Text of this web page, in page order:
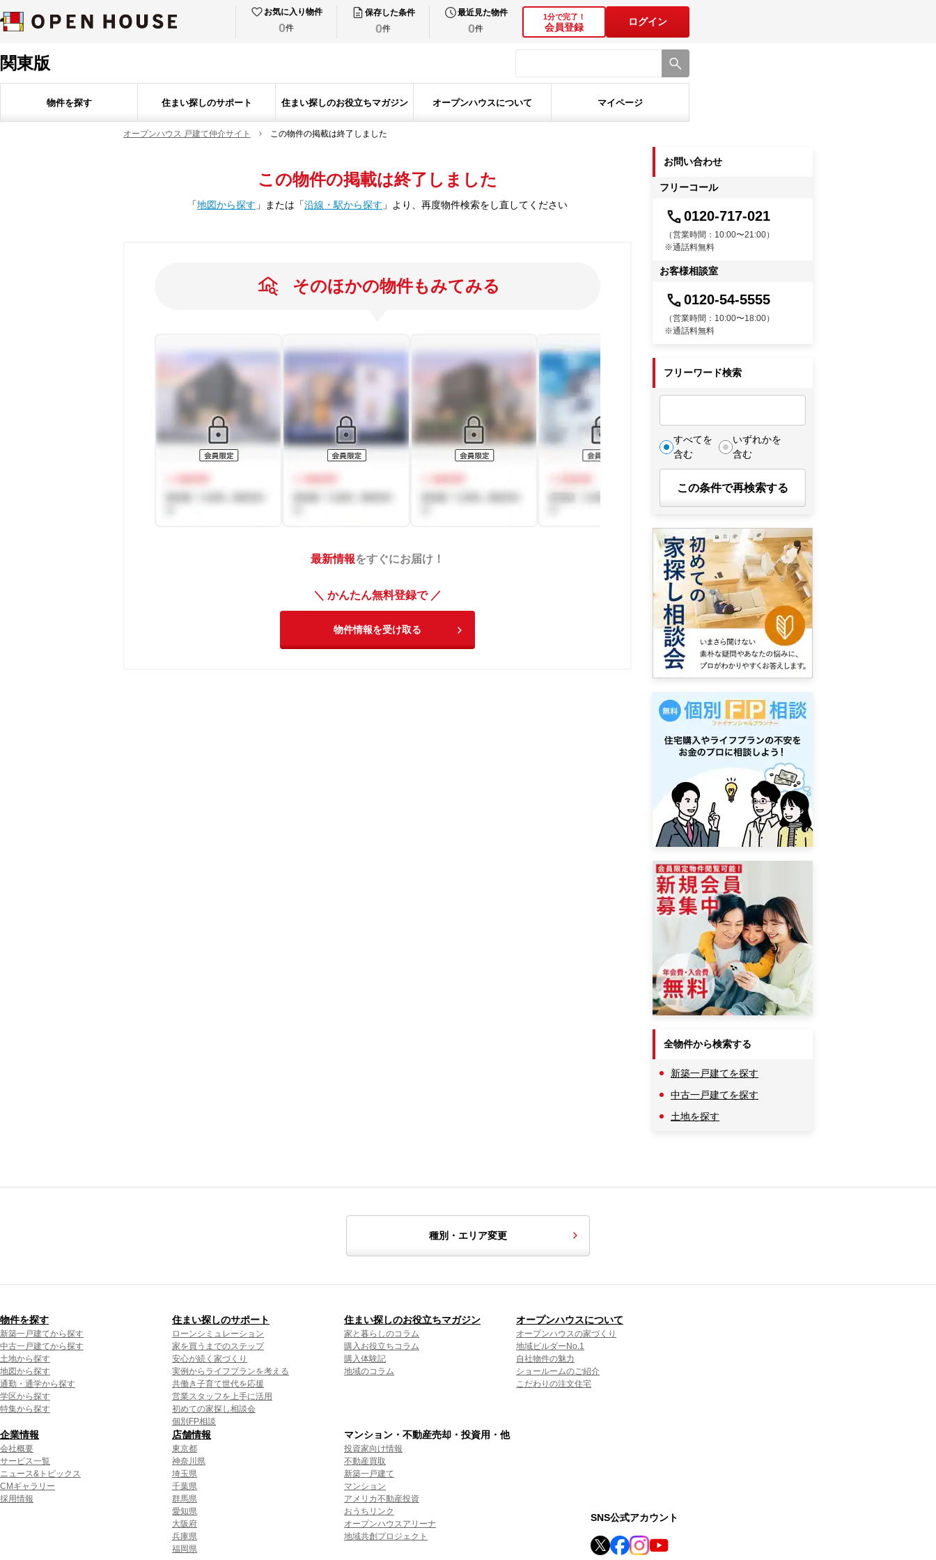
お気に入り物件
0件
保存した条件
0件
最近見た物件
0件
1分で完了！
会員登録
ログイン
関東版
物件を探す 住まい探しのサポート 住まい探しのお役立ちマガジン オープンハウスについて マイページ
オープンハウス 戸建て仲介サイト この物件の掲載は終了しました
この物件の掲載は終了しました
「地図から探す 」 または 「沿線・駅から探す 」 より、再度物件検索をし直してください
そのほかの物件もみてみる
最新情報をすぐにお届け！
＼ かんたん無料登録で ／
物件情報を受け取る
お問い合わせ
フリーコール
0120-717-021
（営業時間：10:00〜21:00）
※通話料無料
お客様相談室
0120-54-5555
（営業時間：10:00〜18:00）
※通話料無料
フリーワード検索
すべてを
含む
いずれかを
含む
この条件で再検索する
全物件から検索する
新築一戸建てを探す
中古一戸建てを探す
土地を探す
種別・エリア変更
物件を探す
新築一戸建てから探す
中古一戸建てから探す
土地から探す
地図から探す
通勤・通学から探す
学区から探す
特集から探す
住まい探しのサポート
ローンシミュレーション
家を買うまでのステップ
安心が続く家づくり
実例からライフプランを考える
共働き子育て世代を応援
営業スタッフを上手に活用
初めての家探し相談会
個別FP相談
住まい探しのお役立ちマガジン
家と暮らしのコラム
購入お役立ちコラム
購入体験記
地域のコラム
オープンハウスについて
オープンハウスの家づくり
地域ビルダーNo.1
自社物件の魅力
ショールームのご紹介
こだわりの注文住宅
企業情報
会社概要
サービス一覧
ニュース&トピックス
CMギャラリー
採用情報
店舗情報
東京都
神奈川県
埼玉県
千葉県
群馬県
愛知県
大阪府
兵庫県
福岡県
マンション・不動産売却・投資用・他
投資家向け情報
不動産買取
新築一戸建て
マンション
アメリカ不動産投資
おうちリンク
オープンハウスアリーナ
地域共創プロジェクト
SNS公式アカウント